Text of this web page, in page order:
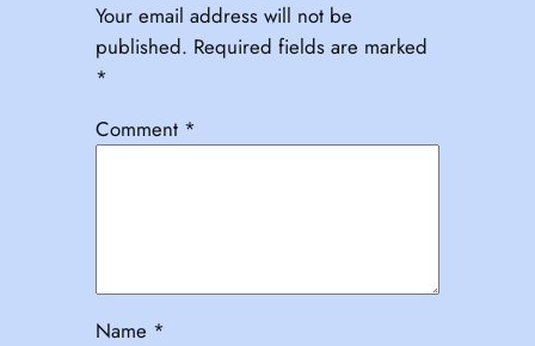
Your email address will not be
published. Required fields are marked
*
Comment *
Name *